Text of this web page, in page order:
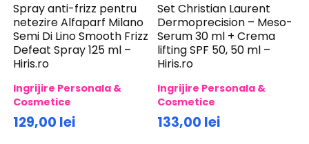
Spray anti-frizz pentru
netezire Alfaparf Milano
Semi Di Lino Smooth Frizz
Defeat Spray 125 ml –
Hiris.ro
Ingrijire Personala &
Cosmetice
129,00 lei
Set Christian Laurent
Dermoprecision – Meso-
Serum 30 ml + Crema
lifting SPF 50, 50 ml –
Hiris.ro
Ingrijire Personala &
Cosmetice
133,00 lei